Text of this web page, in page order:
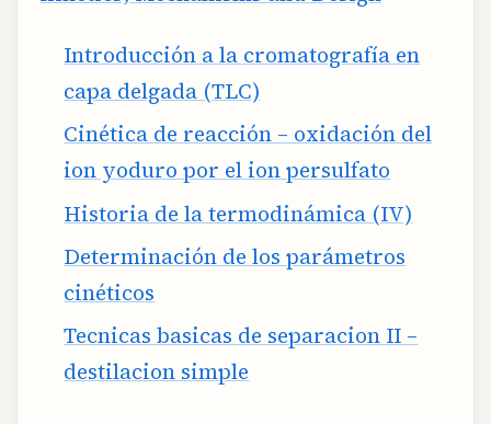
Introducción a la cromatografía en
capa delgada (TLC)
Cinética de reacción – oxidación del
ion yoduro por el ion persulfato
Historia de la termodinámica (IV)
Determinación de los parámetros
cinéticos
Tecnicas basicas de separacion II –
destilacion simple